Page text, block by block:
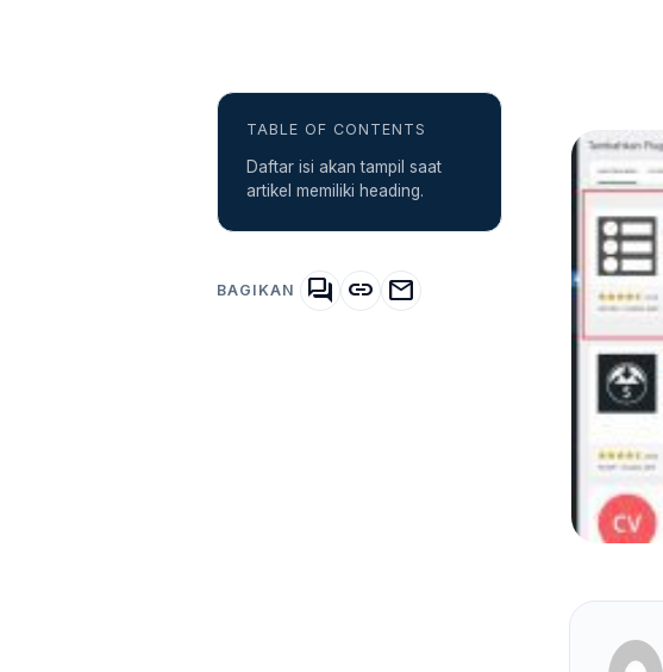
TABLE OF CONTENTS
Daftar isi akan tampil saat
artikel memiliki heading.
BAGIKAN forum link mail